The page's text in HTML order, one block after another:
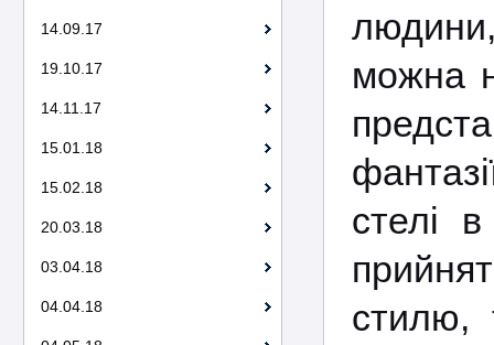
14.09.17
19.10.17
14.11.17
15.01.18
15.02.18
20.03.18
03.04.18
04.04.18
можна
стелі
стилю,